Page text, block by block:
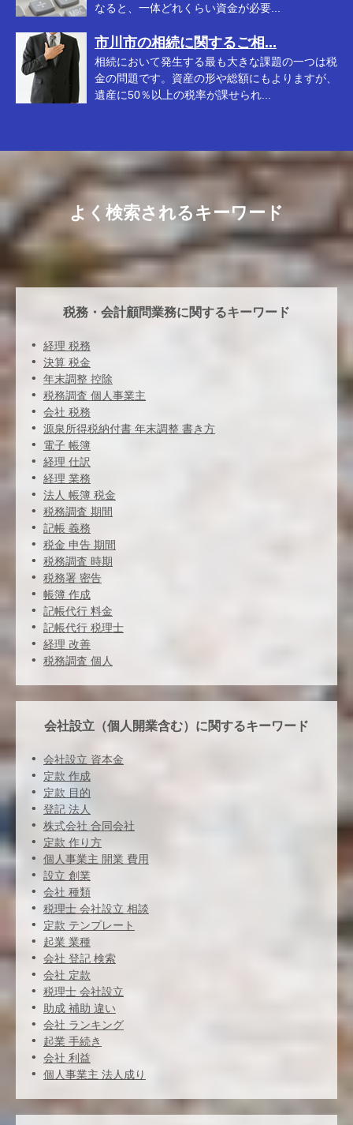
なると、一体どれくらい資金が必要...
市川市の相続に関するご相...
相続において発生する最も大きな課題の一つは税
金の問題です。資産の形や総額にもよりますが、
遺産に50％以上の税率が課せられ...
よく検索されるキーワード
税務・会計顧問業務に関するキーワード
経理 税務
決算 税金
年末調整 控除
税務調査 個人事業主
会社 税務
源泉所得税納付書 年末調整 書き方
電子 帳簿
経理 仕訳
経理 業務
法人 帳簿 税金
税務調査 期間
記帳 義務
税金 申告 期間
税務調査 時期
税務署 密告
帳簿 作成
記帳代行 料金
記帳代行 税理士
経理 改善
税務調査 個人
会社設立（個人開業含む）に関するキーワード
会社設立 資本金
定款 作成
定款 目的
登記 法人
株式会社 合同会社
定款 作り方
個人事業主 開業 費用
設立 創業
会社 種類
税理士 会社設立 相談
定款 テンプレート
起業 業種
会社 登記 検索
会社 定款
税理士 会社設立
助成 補助 違い
会社 ランキング
起業 手続き
会社 利益
個人事業主 法人成り